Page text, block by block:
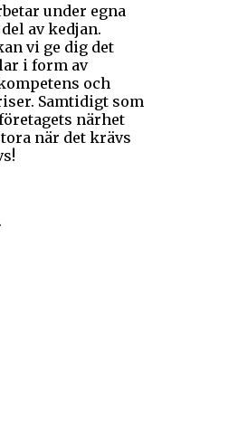
under egna
av kedjan.
vi ge dig det
i form av
och
Samtidigt som
närhet
när det krävs